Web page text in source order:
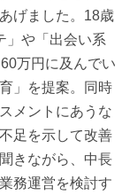
げました。18歳
」や「出会い系
万円に及んでい
」を提案。同時
メントにあうな
足を示して改善
きながら、中長
務運営を検討す